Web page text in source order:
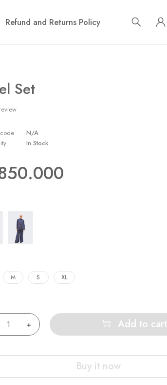
Refund and Returns Policy
Set
N/A
In Stock
M S XL
Add to cart
Buy it now